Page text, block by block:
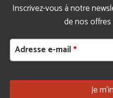
Inscrivez-vous à notre
de nos
Adresse e-mail *
Je